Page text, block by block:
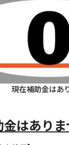
現在補助金はあ
はあり